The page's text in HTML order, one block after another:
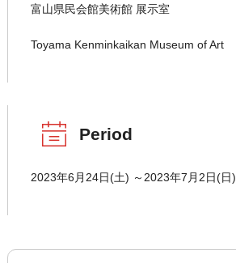
富山県民会館美術館 展示室
Toyama Kenminkaikan Museum of Art
Period
2023年6月24日(土) ～2023年7月2日(日)